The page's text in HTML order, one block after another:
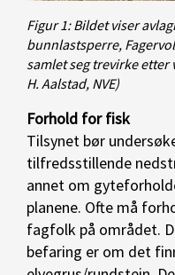
Figur 1: Bildet viser
bunnlastsperre,
samlet seg trevirke etter
H. Aalstad, NVE)
Forhold for fisk
Tilsynet bør
tilfredsstillende
annet om
planene. Ofte må
fagfolk på området.
befaring er om det